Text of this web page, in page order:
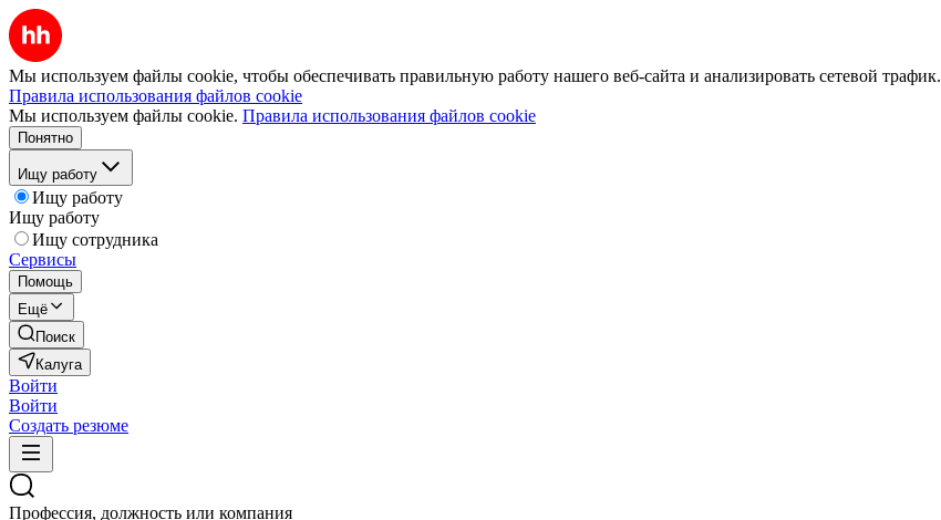
Мы используем файлы cookie, чтобы обеспечивать правильную работу нашего веб-сайта и анализировать сетевой трафик.
Правила использования файлов cookie
Мы используем файлы cookie. Правила использования файлов cookie
Понятно
Ищу работу
Ищу работу
Ищу работу
Ищу сотрудника
Сервисы
Помощь
Ещё
Поиск
Калуга
Войти
Войти
Создать резюме
Профессия, должность или компания